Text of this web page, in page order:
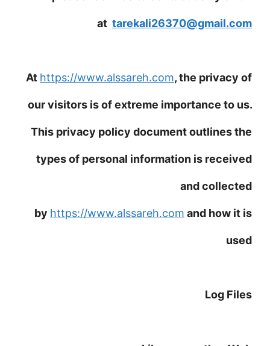
at tarekali26370@gmail.com
At https://www.alssareh.com, the privacy of
our visitors is of extreme importance to us.
This privacy policy document outlines the
types of personal information is received
and collected
by https://www.alssareh.com and how it is
used
Log Files